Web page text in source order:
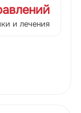
и лечения